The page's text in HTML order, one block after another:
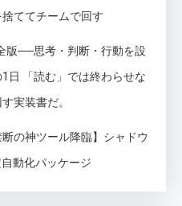
ててチームで回す
版──思考・判断・行動を設
日 「読む」では終わらせな
実装書だ。
断の神ツール降臨】シャドウ
動化パッケージ